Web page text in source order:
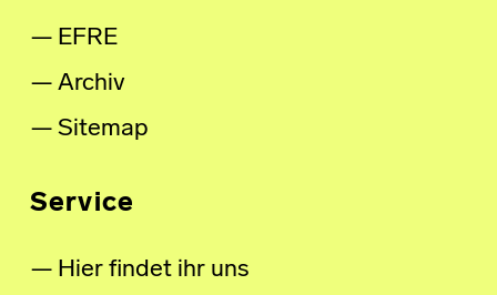
EFRE
Archiv
Sitemap
Service
Hier findet ihr uns